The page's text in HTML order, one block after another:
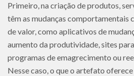
Primeiro, na criação de produtos,
têm as mudanças comportamentais
de valor, como aplicativos de
aumento da produtividade, sites
programas de emagrecimento ou
Nesse caso, o que o artefato